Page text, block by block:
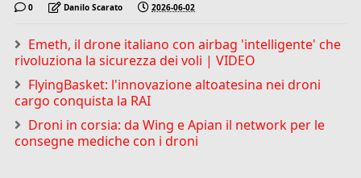
0 Danilo Scarato 2026-06-02
Emeth, il drone italiano con airbag 'intelligente' che
rivoluziona la sicurezza dei voli | VIDEO
FlyingBasket: l'innovazione altoatesina nei droni
cargo conquista la RAI
Droni in corsia: da Wing e Apian il network per le
consegne mediche con i droni